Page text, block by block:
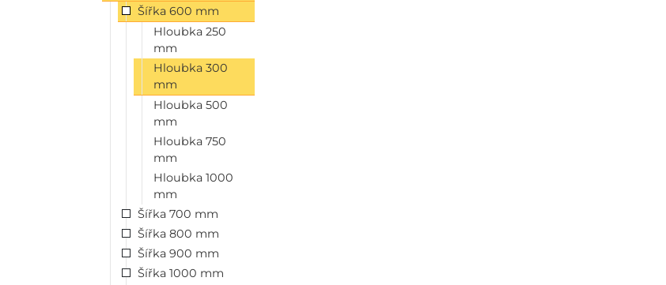
Šířka 600 mm
Hloubka 250
mm
Hloubka 300
mm
Hloubka 500
mm
Hloubka 750
mm
Hloubka 1000
mm
Šířka 700 mm
Šířka 800 mm
Šířka 900 mm
Šířka 1000 mm